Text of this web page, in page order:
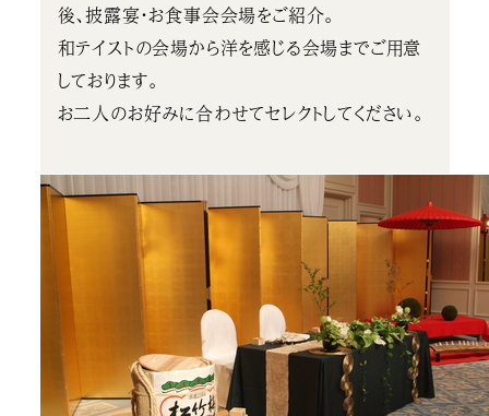
後、披露宴・お食事会会場をご紹介。
和テイストの会場から洋を感じる会場までご用意
しております。
お二人のお好みに合わせてセレクトしてください。